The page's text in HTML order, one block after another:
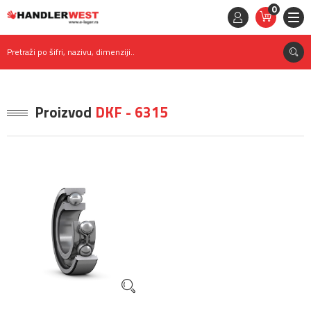
0
STAVKE
0,
RSD
Pretraži po šifri, nazivu, dimenziji..
Proizvod DKF - 6315